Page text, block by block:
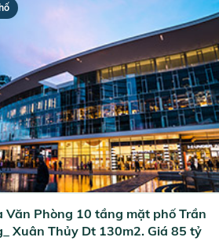
Văn Phòng 10 tầng mặt phố Trần
Xuân Thủy Dt 130m2. Giá 85 tỷ